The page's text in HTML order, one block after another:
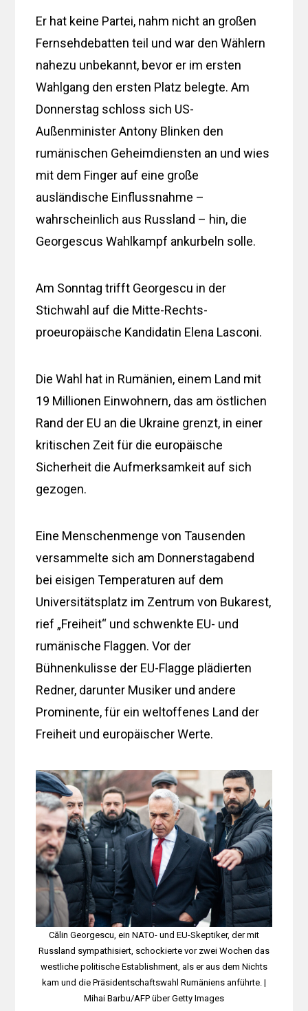
Er hat keine Partei, nahm nicht an großen
Fernsehdebatten teil und war den Wählern
nahezu unbekannt, bevor er im ersten
Wahlgang den ersten Platz belegte. Am
Donnerstag schloss sich US-
Außenminister Antony Blinken den
rumänischen Geheimdiensten an und wies
mit dem Finger auf eine große
ausländische Einflussnahme –
wahrscheinlich aus Russland – hin, die
Georgescus Wahlkampf ankurbeln solle.
Am Sonntag trifft Georgescu in der
Stichwahl auf die Mitte-Rechts-
proeuropäische Kandidatin Elena Lasconi.
Die Wahl hat in Rumänien, einem Land mit
19 Millionen Einwohnern, das am östlichen
Rand der EU an die Ukraine grenzt, in einer
kritischen Zeit für die europäische
Sicherheit die Aufmerksamkeit auf sich
gezogen.
Eine Menschenmenge von Tausenden
versammelte sich am Donnerstagabend
bei eisigen Temperaturen auf dem
Universitätsplatz im Zentrum von Bukarest,
rief „Freiheit“ und schwenkte EU- und
rumänische Flaggen. Vor der
Bühnenkulisse der EU-Flagge plädierten
Redner, darunter Musiker und andere
Prominente, für ein weltoffenes Land der
Freiheit und europäischer Werte.
Călin Georgescu, ein NATO- und EU-Skeptiker, der mit
Russland sympathisiert, schockierte vor zwei Wochen das
westliche politische Establishment, als er aus dem Nichts
kam und die Präsidentschaftswahl Rumäniens anführte. |
Mihai Barbu/AFP über Getty Images